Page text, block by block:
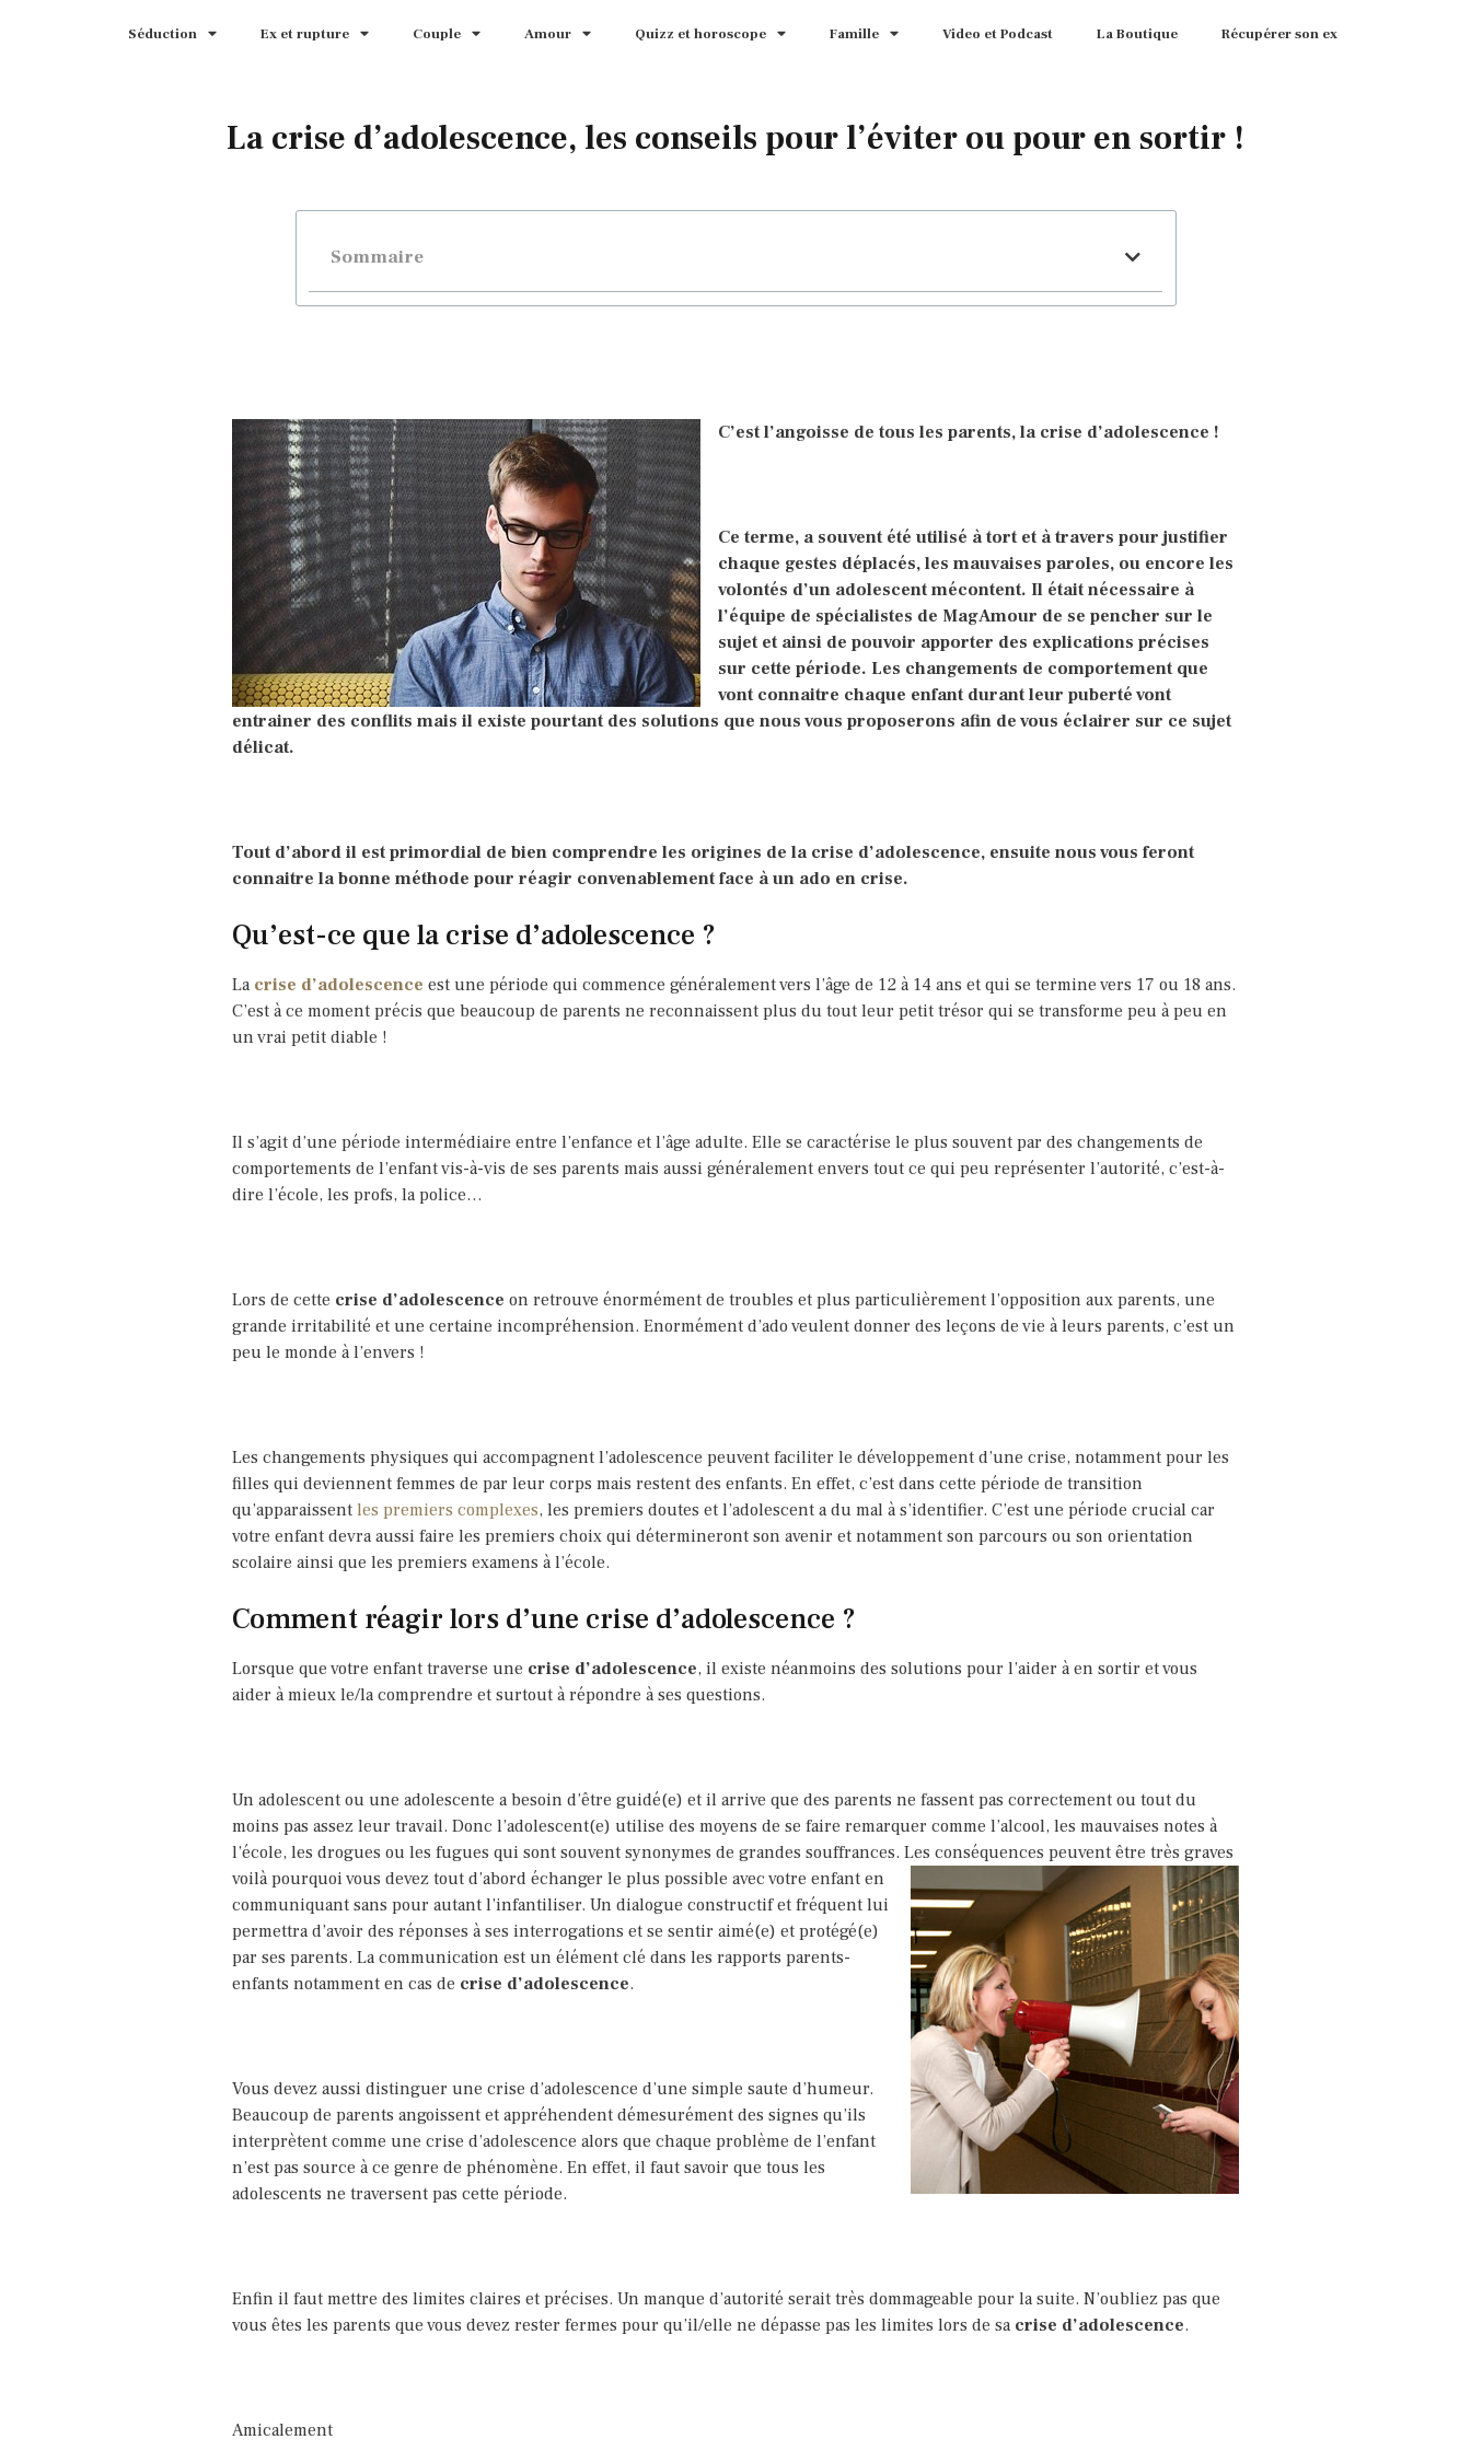
Séduction Ex et rupture Couple Amour Quizz et horoscope Famille Video et Podcast La Boutique Récupérer son ex
La crise d’adolescence, les conseils pour l’éviter ou pour en sortir !
Sommaire
C’est l’angoisse de tous les parents, la crise d’adolescence !
Ce terme, a souvent été utilisé à tort et à travers pour justifier
chaque gestes déplacés, les mauvaises paroles, ou encore les
volontés d’un adolescent mécontent. Il était nécessaire à
l’équipe de spécialistes de MagAmour de se pencher sur le
sujet et ainsi de pouvoir apporter des explications précises
sur cette période. Les changements de comportement que
vont connaitre chaque enfant durant leur puberté vont
entrainer des conflits mais il existe pourtant des solutions que nous vous proposerons afin de vous éclairer sur ce sujet
délicat.
Tout d’abord il est primordial de bien comprendre les origines de la crise d’adolescence, ensuite nous vous feront
connaitre la bonne méthode pour réagir convenablement face à un ado en crise.
Qu’est-ce que la crise d’adolescence ?
La crise d’adolescence est une période qui commence généralement vers l’âge de 12 à 14 ans et qui se termine vers 17 ou 18 ans.
C’est à ce moment précis que beaucoup de parents ne reconnaissent plus du tout leur petit trésor qui se transforme peu à peu en
un vrai petit diable !
Il s’agit d’une période intermédiaire entre l’enfance et l’âge adulte. Elle se caractérise le plus souvent par des changements de
comportements de l’enfant vis-à-vis de ses parents mais aussi généralement envers tout ce qui peu représenter l’autorité, c’est-à-
dire l’école, les profs, la police…
Lors de cette crise d’adolescence on retrouve énormément de troubles et plus particulièrement l’opposition aux parents, une
grande irritabilité et une certaine incompréhension. Enormément d’ado veulent donner des leçons de vie à leurs parents, c’est un
peu le monde à l’envers !
Les changements physiques qui accompagnent l’adolescence peuvent faciliter le développement d’une crise, notamment pour les
filles qui deviennent femmes de par leur corps mais restent des enfants. En effet, c’est dans cette période de transition
qu’apparaissent les premiers complexes, les premiers doutes et l’adolescent a du mal à s’identifier. C’est une période crucial car
votre enfant devra aussi faire les premiers choix qui détermineront son avenir et notamment son parcours ou son orientation
scolaire ainsi que les premiers examens à l’école.
Comment réagir lors d’une crise d’adolescence ?
Lorsque que votre enfant traverse une crise d’adolescence, il existe néanmoins des solutions pour l’aider à en sortir et vous
aider à mieux le/la comprendre et surtout à répondre à ses questions.
Un adolescent ou une adolescente a besoin d’être guidé(e) et il arrive que des parents ne fassent pas correctement ou tout du
moins pas assez leur travail. Donc l’adolescent(e) utilise des moyens de se faire remarquer comme l’alcool, les mauvaises notes à
l’école, les drogues ou les fugues qui sont souvent synonymes de grandes souffrances. Les conséquences peuvent être très graves
voilà pourquoi vous devez tout d’abord échanger le plus possible avec votre enfant en
communiquant sans pour autant l’infantiliser. Un dialogue constructif et fréquent lui
permettra d’avoir des réponses à ses interrogations et se sentir aimé(e) et protégé(e)
par ses parents. La communication est un élément clé dans les rapports parents-
enfants notamment en cas de crise d’adolescence.
Vous devez aussi distinguer une crise d’adolescence d’une simple saute d’humeur.
Beaucoup de parents angoissent et appréhendent démesurément des signes qu’ils
interprètent comme une crise d’adolescence alors que chaque problème de l’enfant
n’est pas source à ce genre de phénomène. En effet, il faut savoir que tous les
adolescents ne traversent pas cette période.
Enfin il faut mettre des limites claires et précises. Un manque d’autorité serait très dommageable pour la suite. N’oubliez pas que
vous êtes les parents que vous devez rester fermes pour qu’il/elle ne dépasse pas les limites lors de sa crise d’adolescence.
Amicalement